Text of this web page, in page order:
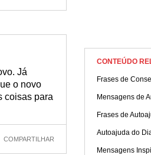
Já
o novo
coisas para
COMPARTILHAR
CONTEÚDO
Frases de
Mensagens de
Frases de
Autoajuda do
Mensagens